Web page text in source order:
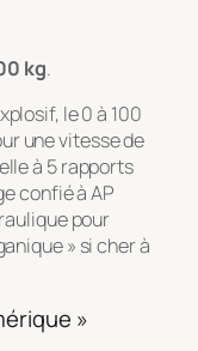
kg.
le 0 à 100
une vitesse de
à 5 rapports
confié à AP
pour
» si cher à
»